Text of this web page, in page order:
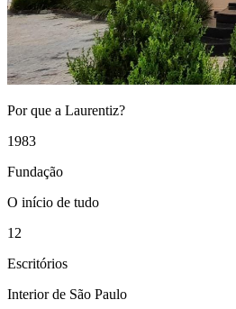
Por que a Laurentiz?
1983
Fundação
O início de tudo
12
Escritórios
Interior de São Paulo